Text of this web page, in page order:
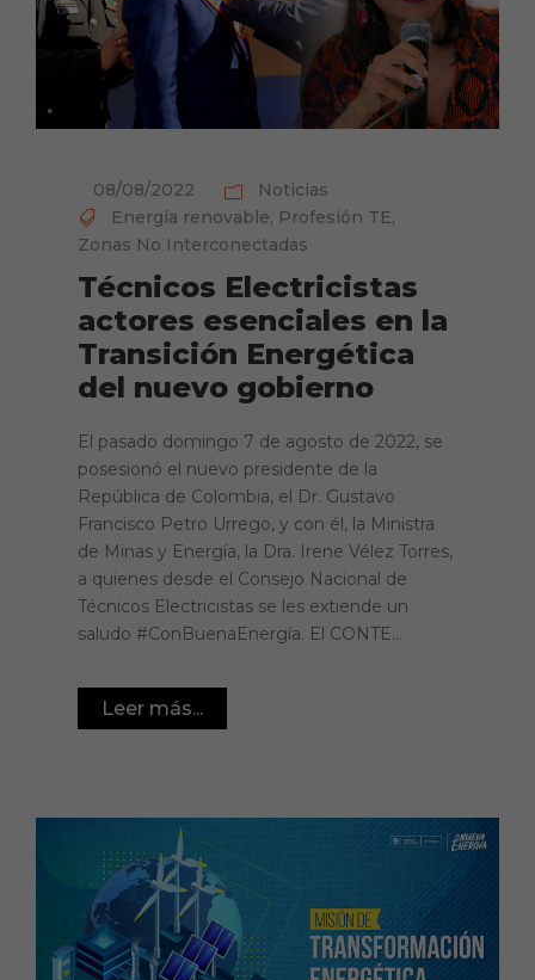
08/08/2022
Noticias
Energía renovable, Profesión TE,
Zonas No Interconectadas
Técnicos Electricistas
actores esenciales en la
Transición Energética
del nuevo gobierno
El pasado domingo 7 de agosto de 2022, se
posesionó el nuevo presidente de la
República de Colombia, el Dr. Gustavo
Francisco Petro Urrego, y con él, la Ministra
de Minas y Energía, la Dra. Irene Vélez Torres,
a quienes desde el Consejo Nacional de
Técnicos Electricistas se les extiende un
saludo #ConBuenaEnergía. El CONTE...
Leer más...